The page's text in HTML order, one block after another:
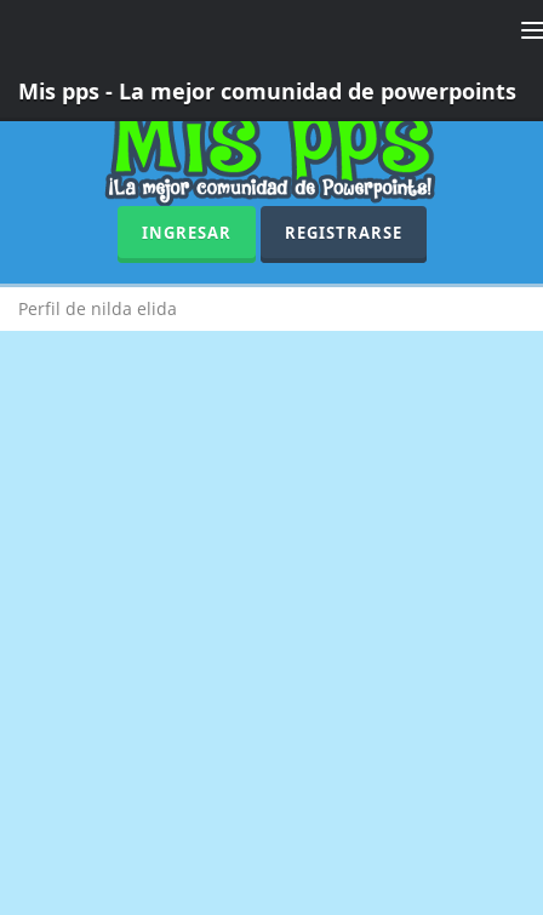
Mis pps - La mejor comunidad de powerpoints
INGRESAR REGISTRARSE
Perfil de nilda elida